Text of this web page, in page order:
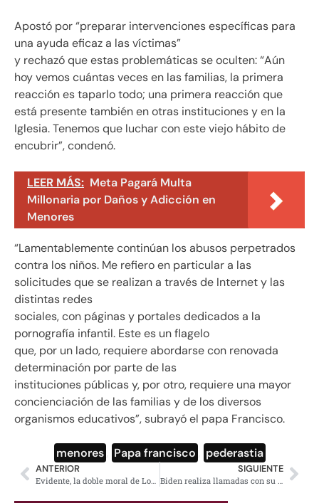
Apostó por “preparar intervenciones específicas para
una ayuda eficaz a las víctimas”
y rechazó que estas problemáticas se oculten: “Aún
hoy vemos cuántas veces en las familias, la primera
reacción es taparlo todo; una primera reacción que
está presente también en otras instituciones y en la
Iglesia. Tenemos que luchar con este viejo hábito de
encubrir”, condenó.
LEER MÁS: Meta Pagará Multa
Millonaria por Daños y Adicción en
Menores
“Lamentablemente continúan los abusos perpetrados
contra los niños. Me refiero en particular a las
solicitudes que se realizan a través de Internet y las
distintas redes
sociales, con páginas y portales dedicados a la
pornografía infantil. Este es un flagelo
que, por un lado, requiere abordarse con renovada
determinación por parte de las
instituciones públicas y, por otro, requiere una mayor
concienciación de las familias y de los diversos
organismos educativos”, subrayó el papa Francisco.
menores Papa francisco pederastia
ANTERIOR SIGUIENTE